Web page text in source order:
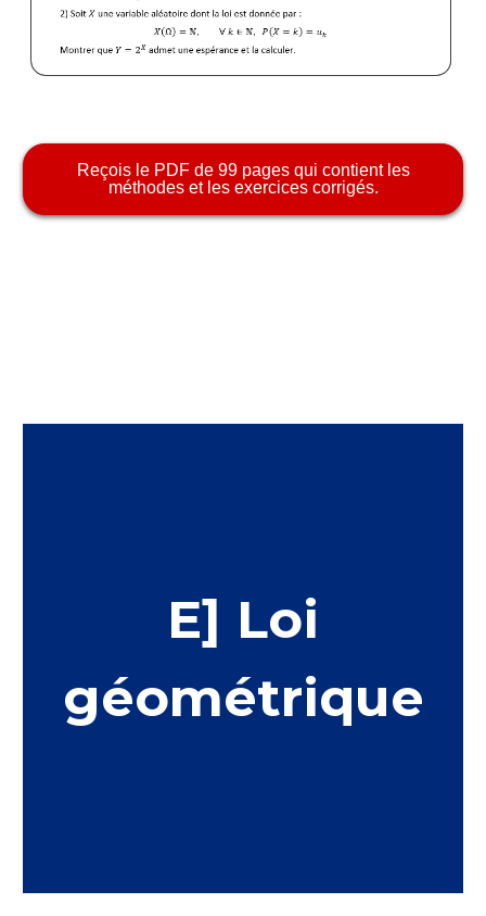
Reçois le PDF de 99 pages qui contient les
méthodes et les exercices corrigés.
E] Loi
géométrique